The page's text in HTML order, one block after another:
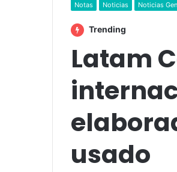
Notas Noticias Noticias
Trending
Latam
usado